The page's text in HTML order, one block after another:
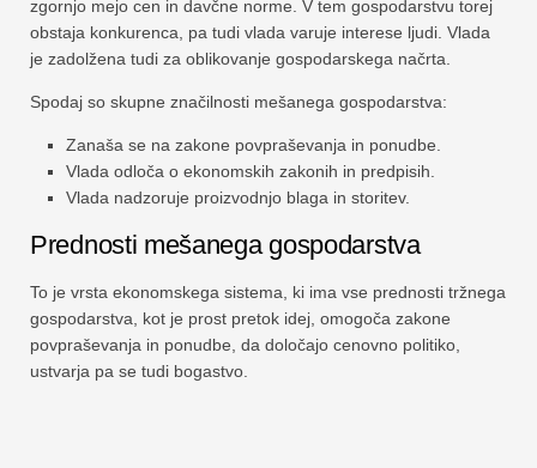
zgornjo mejo cen in davčne norme. V tem gospodarstvu torej
obstaja konkurenca, pa tudi vlada varuje interese ljudi. Vlada
je zadolžena tudi za oblikovanje gospodarskega načrta.
Spodaj so skupne značilnosti mešanega gospodarstva:
Zanaša se na zakone povpraševanja in ponudbe.
Vlada odloča o ekonomskih zakonih in predpisih.
Vlada nadzoruje proizvodnjo blaga in storitev.
Prednosti mešanega gospodarstva
To je vrsta ekonomskega sistema, ki ima vse prednosti tržnega
gospodarstva, kot je prost pretok idej, omogoča zakone
povpraševanja in ponudbe, da določajo cenovno politiko,
ustvarja pa se tudi bogastvo.